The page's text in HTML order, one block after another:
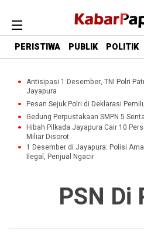
PERISTIWA PUBLIK POLITIK
Antisipasi 1 Desember, TNI Polri
Jayapura
Pesan Sejuk Polri di Deklarasi
Gedung Perpustakaan SMPN 5
Hibah Pilkada Jayapura Cair 10
Miliar Disorot
1 Desember di Jayapura: Polisi
Ilegal, Penjual Ngacir
PSN Di